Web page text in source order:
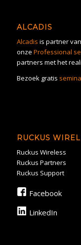
ALCADIS
Alcadis is partner
onze Professional
partners met het
Bezoek gratis
RUCKUS
Ruckus Wireless
Ruckus Partners
Ruckus Support
Facebook
LinkedIn